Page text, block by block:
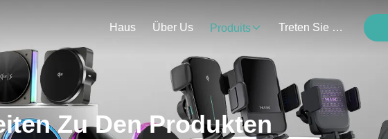
Haus Über Us Produits Treten Sie Mit Uns In Verbindung
Zu Den Produkten